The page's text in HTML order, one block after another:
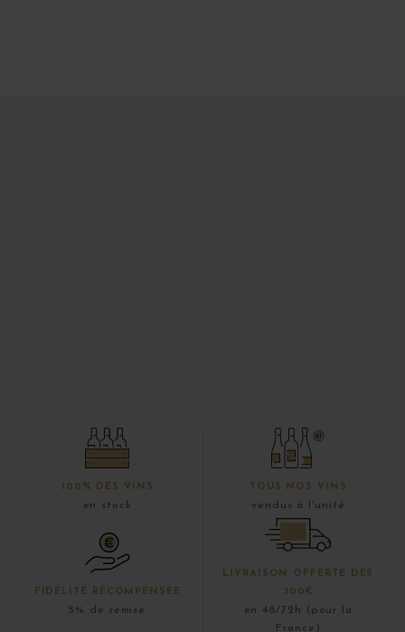
100% DES VINS
en stock
TOUS NOS VINS
vendus à l'unité
FIDÉLITÉ RÉCOMPENSÉE
5% de remise
LIVRAISON OFFERTE DÈS
300€
en 48/72h (pour la
France)